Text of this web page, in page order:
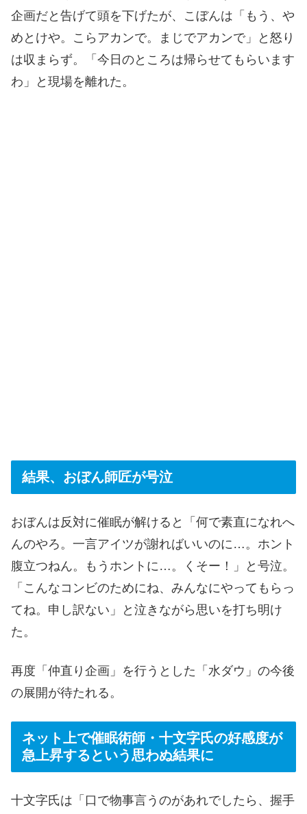
企画だと告げて頭を下げたが、こぼんは「もう、や
めとけや。こらアカンで。まじでアカンで」と怒り
は収まらず。「今日のところは帰らせてもらいます
わ」と現場を離れた。
結果、おぼん師匠が号泣
おぼんは反対に催眠が解けると「何で素直になれへ
んのやろ。一言アイツが謝ればいいのに…。ホント
腹立つねん。もうホントに…。くそー！」と号泣。
「こんなコンビのためにね、みんなにやってもらっ
てね。申し訳ない」と泣きながら思いを打ち明け
た。
再度「仲直り企画」を行うとした「水ダウ」の今後
の展開が待たれる。
ネット上で催眠術師・十文字氏の好感度が
急上昇するという思わぬ結果に
十文字氏は「口で物事言うのがあれでしたら、握手